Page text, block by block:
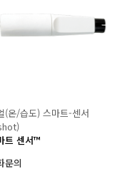
(온/습도) 스마트-센서
트 센서™
문의